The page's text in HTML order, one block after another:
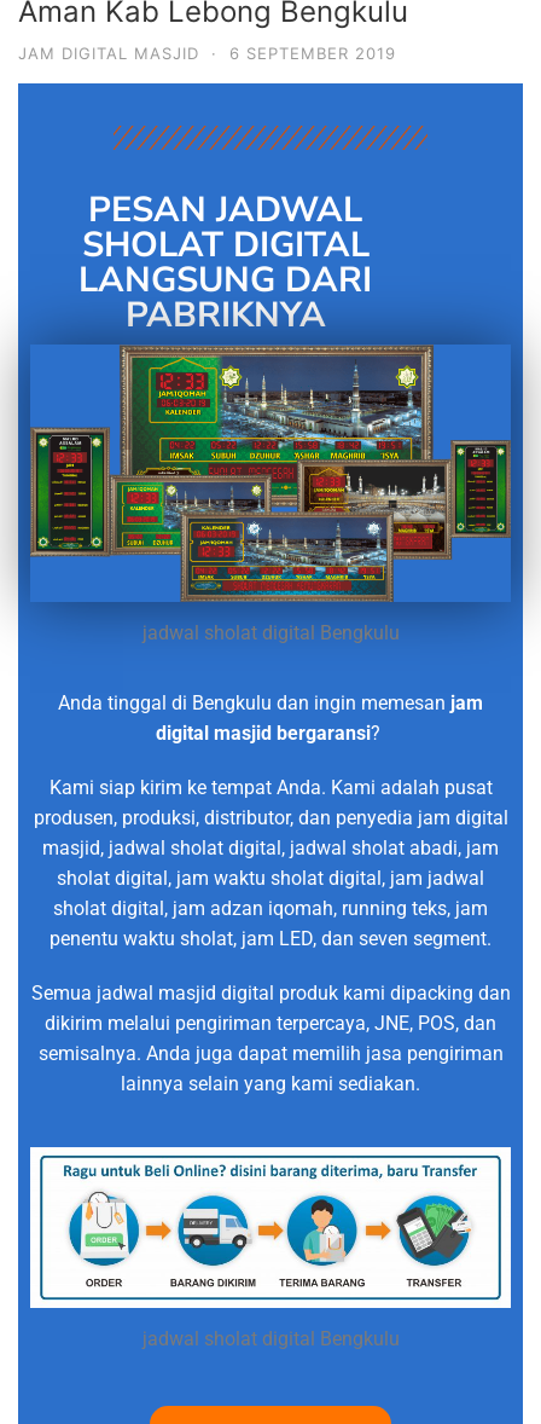
Aman Kab Lebong Bengkulu
JAM DIGITAL MASJID · 6 SEPTEMBER 2019
PESAN JADWAL
SHOLAT DIGITAL
LANGSUNG DARI
PABRIKNYA
jadwal sholat digital Bengkulu
Anda tinggal di Bengkulu dan ingin memesan jam
digital masjid bergaransi?
Kami siap kirim ke tempat Anda. Kami adalah pusat
produsen, produksi, distributor, dan penyedia jam digital
masjid, jadwal sholat digital, jadwal sholat abadi, jam
sholat digital, jam waktu sholat digital, jam jadwal
sholat digital, jam adzan iqomah, running teks, jam
penentu waktu sholat, jam LED, dan seven segment.
Semua jadwal masjid digital produk kami dipacking dan
dikirim melalui pengiriman terpercaya, JNE, POS, dan
semisalnya. Anda juga dapat memilih jasa pengiriman
lainnya selain yang kami sediakan.
jadwal sholat digital Bengkulu